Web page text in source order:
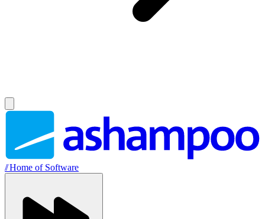
//Home of Software